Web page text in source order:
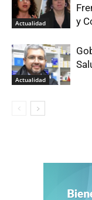
Actualidad
y
Actualidad